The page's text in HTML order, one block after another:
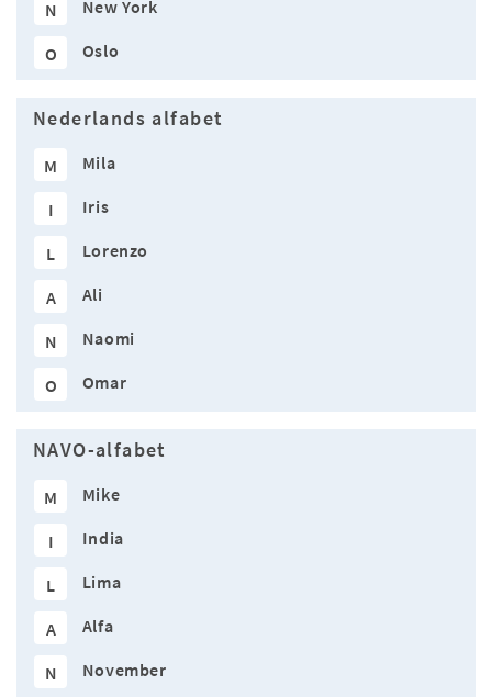
N New York
O Oslo
Nederlands alfabet
M Mila
I Iris
L Lorenzo
A Ali
N Naomi
O Omar
NAVO-alfabet
M Mike
I India
L Lima
A Alfa
N November